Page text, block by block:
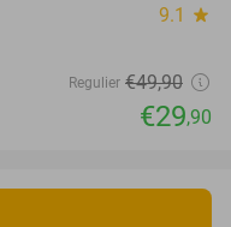
9.1 star
Regulier €49,90
€29,90